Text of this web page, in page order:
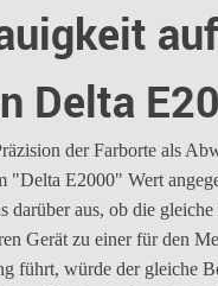
Delta
der Farborte als
"Delta E2000" Wert
darüber aus, ob die
Gerät zu einer für den
führt, würde der gleiche